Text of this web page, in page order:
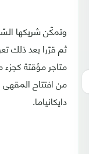
وتمكّن شريكها
ثم قرّرا بعد ذلك
متاجر مؤقتة كجزء
من افتتاح
دايكانياما.